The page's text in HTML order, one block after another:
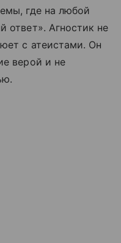
где на любой
ответ». Агностик не
с атеистами. Он
верой и не